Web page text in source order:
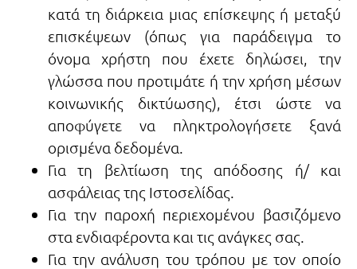
κατά τη διάρκεια μιας επίσκεψης ή μεταξύ
επισκέψεων (όπως για παράδειγμα το
όνομα χρήστη που έχετε δηλώσει, την
γλώσσα που προτιμάτε ή την χρήση μέσων
κοινωνικής δικτύωσης), έτσι ώστε να
αποφύγετε να πληκτρολογήσετε ξανά
ορισμένα δεδομένα.
Για τη βελτίωση της απόδοσης ή/ και
ασφάλειας της Ιστοσελίδας.
Για την παροχή περιεχομένου βασιζόμενο
στα ενδιαφέροντα και τις ανάγκες σας.
Για την ανάλυση του τρόπου με τον οποίο